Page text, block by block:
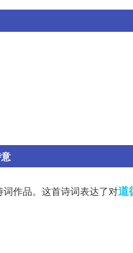
词作品。这首诗词表达了对道